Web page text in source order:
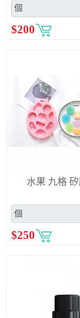
$200
水果 九格
$250